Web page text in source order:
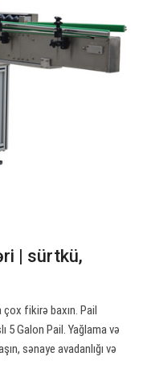
| sürtkü,
çox fikirə baxın. Pail
Galon Pail. Yağlama və
sənaye avadanlığı və